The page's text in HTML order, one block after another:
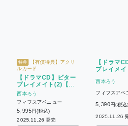
特典
【有償特典】アクリ
ルカード
【ドラマCD】ビター
プレイメイト(2)【有
償特典付き】
西本ろう
フィフスアベニュー
5,995円(税込)
2025.11.26 発売
【ドラマ
プレイメ
西本ろう
フィフスアベ
5,390円(税込)
2025.11.26